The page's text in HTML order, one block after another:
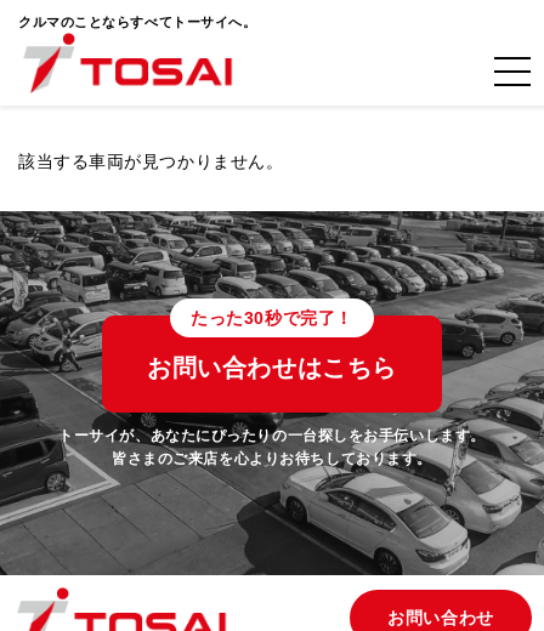
クルマのことならすべてトーサイへ。
該当する車両が見つかりません。
たった30秒で完了！
お問い合わせはこちら
トーサイが、あなたにぴったりの一台探しをお手伝いします。
皆さまのご来店を心よりお待ちしております。
お問い合わせ